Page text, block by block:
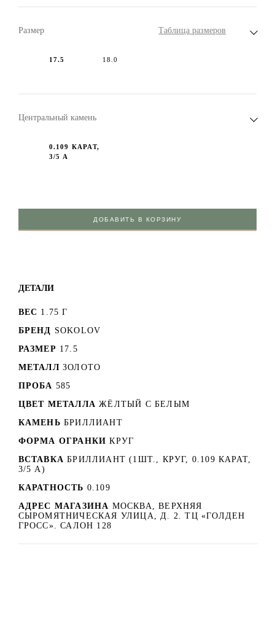
Размер Таблица размеров
17.5 18.0
Центральный камень
0.109 КАРАТ,
3/5 А
ДОБАВИТЬ В КОРЗИНУ
ДЕТАЛИ
ВЕС 1.75 Г
БРЕНД SOKOLOV
РАЗМЕР 17.5
МЕТАЛЛ ЗОЛОТО
ПРОБА 585
ЦВЕТ МЕТАЛЛА ЖЁЛТЫЙ С БЕЛЫМ
КАМЕНЬ БРИЛЛИАНТ
ФОРМА ОГРАНКИ КРУГ
ВСТАВКА БРИЛЛИАНТ (1ШТ., КРУГ, 0.109 КАРАТ,
3/5 А)
КАРАТНОСТЬ 0.109
АДРЕС МАГАЗИНА МОСКВА, ВЕРХНЯЯ
СЫРОМЯТНИЧЕСКАЯ УЛИЦА, Д. 2. ТЦ «ГОЛДЕН
ГРОСС». САЛОН 128